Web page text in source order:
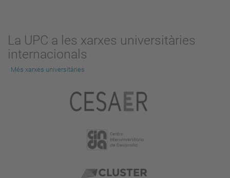
La UPC a les xarxes universitàries
internacionals
Més xarxes universitàries